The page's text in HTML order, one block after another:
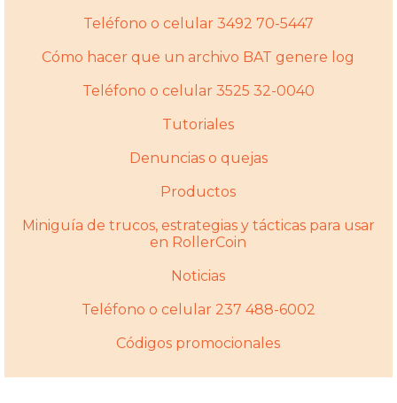
Teléfono o celular 3492 70-5447
Cómo hacer que un archivo BAT genere log
Teléfono o celular 3525 32-0040
Tutoriales
Denuncias o quejas
Productos
Miniguí­a de trucos, estrategias y tácticas para usar
en RollerCoin
Noticias
Teléfono o celular 237 488-6002
Códigos promocionales